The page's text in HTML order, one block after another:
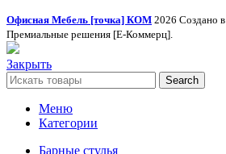
Офисная Мебель [точка] КОМ 2026 Создано в
Премиальные решения [Е-Коммерц].
Закрыть
Search
Меню
Категории
Барные стулья